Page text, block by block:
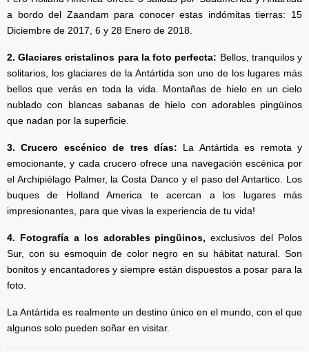
a bordo del Zaandam para conocer estas indómitas tierras: 15
Diciembre de 2017, 6 y 28 Enero de 2018.
2. Glaciares cristalinos para la foto perfecta: Bellos, tranquilos y
solitarios, los glaciares de la Antártida son uno de los lugares más
bellos que verás en toda la vida. Montañas de hielo en un cielo
nublado con blancas sabanas de hielo con adorables pingüinos
que nadan por la superficie.
3. Crucero escénico de tres días: La Antártida es remota y
emocionante, y cada crucero ofrece una navegación escénica por
el Archipiélago Palmer, la Costa Danco y el paso del Antartico. Los
buques de Holland America te acercan a los lugares más
impresionantes, para que vivas la experiencia de tu vida!
4. Fotografía a los adorables pingüinos, exclusivos del Polos
Sur, con su esmoquin de color negro en su hábitat natural. Son
bonitos y encantadores y siempre están dispuestos a posar para la
foto.
La Antártida es realmente un destino único en el mundo, con el que
algunos solo pueden soñar en visitar.